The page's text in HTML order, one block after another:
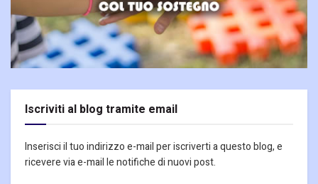
Iscriviti al blog tramite email
Inserisci il tuo indirizzo e-mail per iscriverti a questo blog, e
ricevere via e-mail le notifiche di nuovi post.